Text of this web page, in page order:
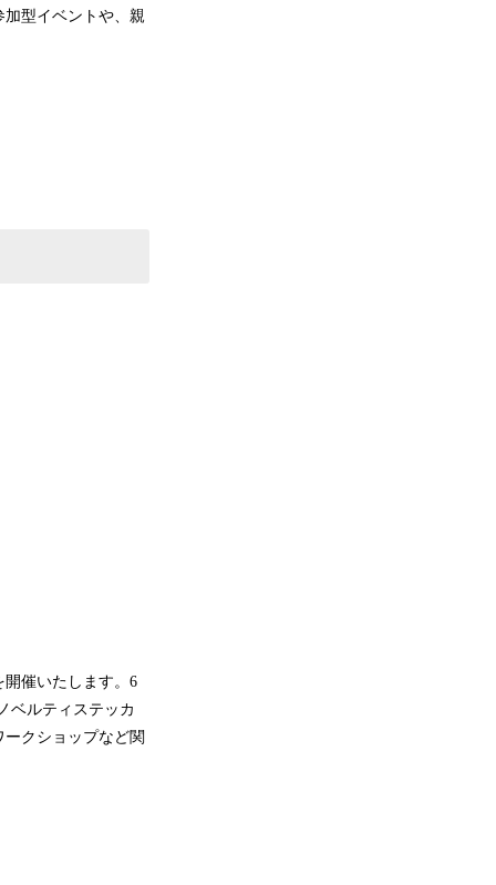
加型イベントや、親
催いたします。6
ベルティステッカ
クショップなど関